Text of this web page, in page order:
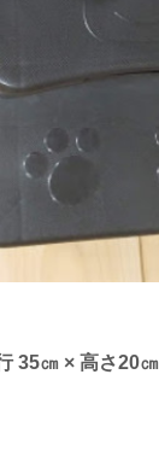
35㎝ × 高さ20㎝